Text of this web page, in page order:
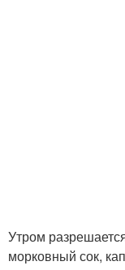
Утром
морковный сок,